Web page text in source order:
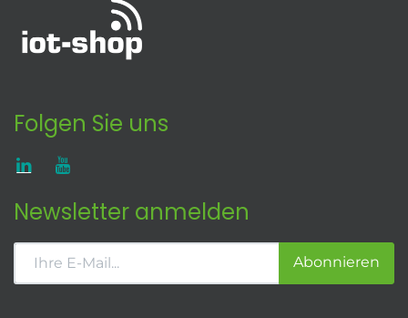
Folgen Sie uns
Newsletter anmelden
Abonnieren